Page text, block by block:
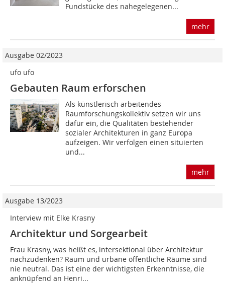
Fundstücke des nahegelegenen...
mehr
Ausgabe 02/2023
ufo ufo
Gebauten Raum erforschen
Als künstlerisch arbeitendes
Raumforschungskollektiv setzen wir uns
dafür ein, die Qualitäten bestehender
sozialer Architekturen in ganz Europa
aufzeigen. Wir verfolgen einen situierten
und...
mehr
Ausgabe 13/2023
Interview mit Elke Krasny
Architektur und Sorgearbeit
Frau Krasny, was heißt es, intersektional über Architektur
nachzudenken? Raum und urbane öffentliche Räume sind
nie neutral. Das ist eine der wichtigsten Erkenntnisse, die
anknüpfend an Henri...